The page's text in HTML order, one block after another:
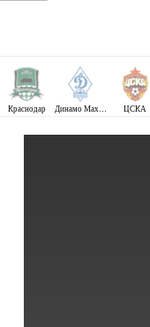
Краснодар Динамо Махачкала ЦСКА